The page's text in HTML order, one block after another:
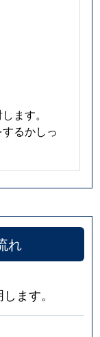
ます。
るかしっ
れ
ます。